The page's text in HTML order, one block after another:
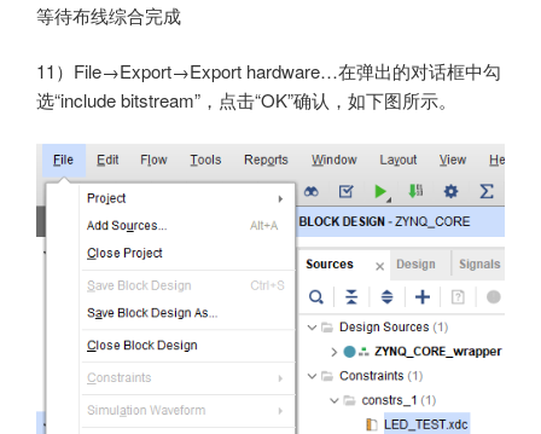
等待布线综合完成
11）File→Export→Export hardware…在弹出的对话框中勾
选“include bitstream”，点击“OK”确认，如下图所示。